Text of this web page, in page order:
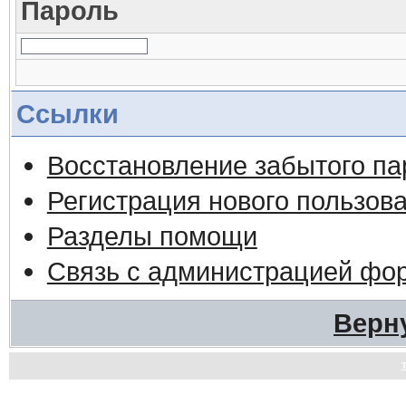
Пароль
Ссылки
Восстановление забытого
Регистрация нового
Разделы помощи
Связь с администрацией